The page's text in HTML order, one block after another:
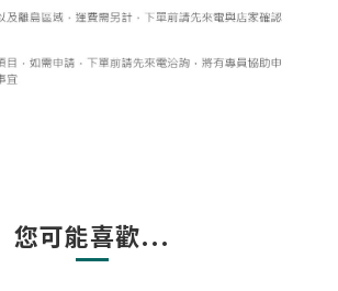
您可能喜歡...